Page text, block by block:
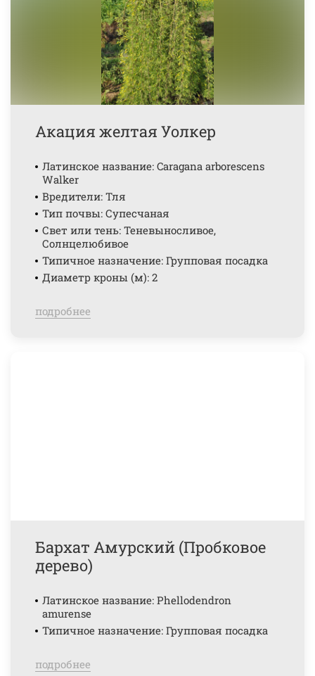
Акация желтая Уолкер
Латинское название: Caragana arborescens
Walker
Вредители: Тля
Тип почвы: Супесчаная
Свет или тень: Теневыносливое,
Солнцелюбивое
Типичное назначение: Групповая посадка
Диаметр кроны (м): 2
подробнее
Бархат Амурский (Пробковое
дерево)
Латинское название: Phellodendron
amurense
Типичное назначение: Групповая посадка
подробнее